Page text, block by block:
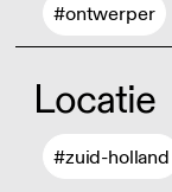
#ontwerper
Locatie
#zuid-holland